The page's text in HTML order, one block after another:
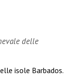
delle
isole Barbados.